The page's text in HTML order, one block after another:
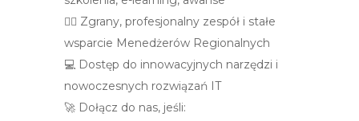
👩‍⚕️ Zgrany, profesjonalny zespół i stałe
wsparcie Menedżerów Regionalnych
💻 Dostęp do innowacyjnych narzędzi i
nowoczesnych rozwiązań IT
🚀 Dołącz do nas, jeśli: